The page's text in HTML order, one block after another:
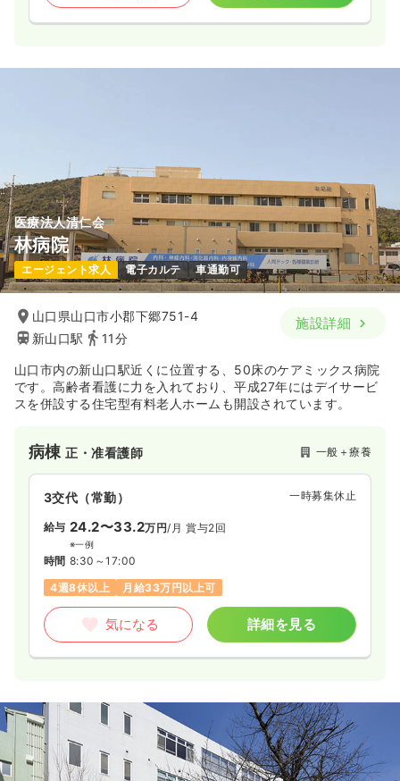
医療法人清仁会
林病院
エージェント求人 電子カルテ 車通勤可
山口県山口市小郡下郷751-4
新山口駅
11分
施設詳細
山口市内の新山口駅近くに位置する、50床のケアミックス病院
です。高齢者看護に力を入れており、平成27年にはデイサービ
スを併設する住宅型有料老人ホームも開設されています。
病棟正・准看護師 一般＋療養
3交代（常勤） 一時募集休止
給与 24.2〜33.2万円/月 賞与2回
※一例
時間 8:30～17:00
4週8休以上
月給33万円以上可
気になる 詳細を見る